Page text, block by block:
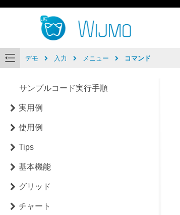
デモ 入力 メニュー コマンド
サンプルコード実行手順
実用例
使用例
Tips
基本機能
グリッド
チャート